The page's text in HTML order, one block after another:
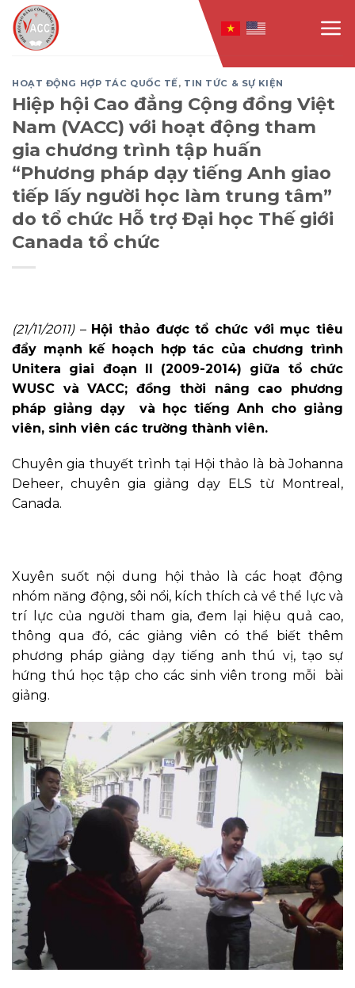
Skip
to
content
HOẠT ĐỘNG HỢP TÁC QUỐC TẾ , TIN TỨC & SỰ KIỆN
Hiệp hội Cao đẳng Cộng đồng Việt
Nam (VACC) với hoạt động tham
gia chương trình tập huấn
“Phương pháp dạy tiếng Anh giao
tiếp lấy người học làm trung tâm”
do tổ chức Hỗ trợ Đại học Thế giới
Canada tổ chức
(21/11/2011)– Hội thảo được tổ chức với mục tiêu
đẩy mạnh kế hoạch hợp tác của chương trình
Unitera giai đoạn II (2009-2014) giữa tổ chức
WUSC và VACC; đồng thời nâng cao phương
pháp giảng dạy và học tiếng Anh cho giảng
viên, sinh viên các trường thành viên.
Chuyên gia thuyết trình tại Hội thảo là bà Johanna
Deheer, chuyên gia giảng dạy ELS từ Montreal,
Canada.
Xuyên suốt nội dung hội thảo là các hoạt động
nhóm năng động, sôi nổi, kích thích cả về thể lực và
trí lực của người tham gia, đem lại hiệu quả cao,
thông qua đó, các giảng viên có thể biết thêm
phương pháp giảng dạy tiếng anh thú vị, tạo sự
hứng thú học tập cho các sinh viên trong mỗi bài
giảng.